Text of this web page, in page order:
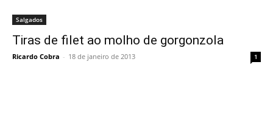
Salgados
Tiras de filet ao molho de gorgonzola
Ricardo Cobra - 18 de janeiro de 2013 1